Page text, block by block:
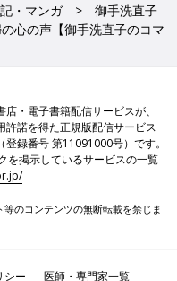
・マンガ
御手洗直子
心の声【御手洗直子のコマ
・電子書籍配信サービスが、
許諾を得た正規版配信サービス
録番号 第11091000号）です。
を掲示しているサービスの一覧
のコンテンツの無断転載を禁じま
シー 医師・専門家一覧